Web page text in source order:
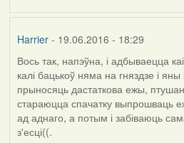
Harrier- 19.06.2016 - 18:29
Вось так, напэўна, і адбываецца
калі бацькоў няма на гняздзе і яны
прыносяць дастаткова ежы,
стараюцца спачатку выпрошваць
ад аднаго, а потым і забіваюць
з'есці((.